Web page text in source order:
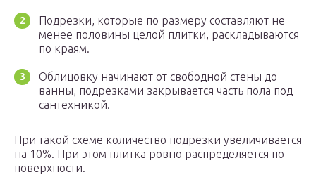
Подрезки, которые по размеру составляют не
менее половины целой плитки, раскладываются
по краям.
Облицовку начинают от свободной стены до
ванны, подрезками закрывается часть пола под
сантехникой.
При такой схеме количество подрезки увеличивается
на 10%. При этом плитка ровно распределяется по
поверхности.